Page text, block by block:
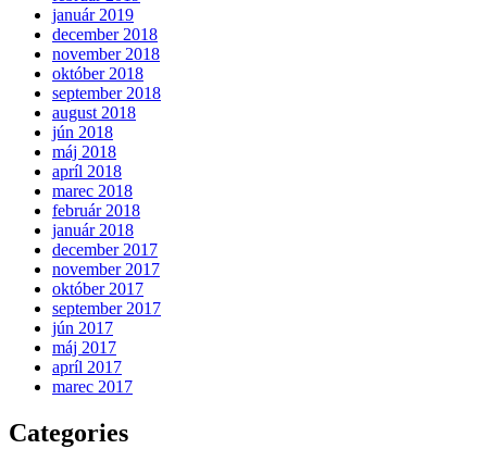
január 2019
december 2018
november 2018
október 2018
september 2018
august 2018
jún 2018
máj 2018
apríl 2018
marec 2018
február 2018
január 2018
december 2017
november 2017
október 2017
september 2017
jún 2017
máj 2017
apríl 2017
marec 2017
Categories